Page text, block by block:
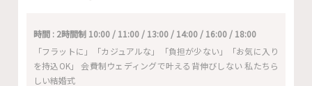
時間 : 2時間制 10:00 / 11:00 / 13:00 / 14:00 / 16:00 / 18:00
「フラットに」「カジュアルな」「負担が少ない」「お気に入り
を持込OK」 会費制ウェディングで叶える背伸びしない 私たちら
しい結婚式